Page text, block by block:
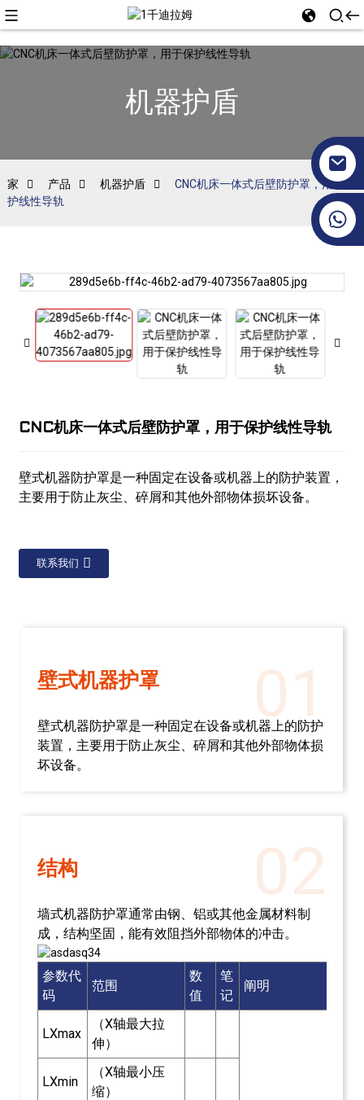
机器护盾
家 产品 机器护盾
CNC机床一体式后壁防护罩，用于保
护线性导轨
CNC机床一体式后壁防护罩，用于保护线性导轨
壁式机器防护罩是一种固定在设备或机器上的防护装置，
主要用于防止灰尘、碎屑和其他外部物体损坏设备。
联系我们
01
壁式机器护罩
壁式机器防护罩是一种固定在设备或机器上的防护
装置，主要用于防止灰尘、碎屑和其他外部物体损
坏设备。
02
结构
墙式机器防护罩通常由钢、铝或其他金属材料制
成，结构坚固，能有效阻挡外部物体的冲击。
参数代
码
范围
数
值
笔
记
阐明
LXmax
（X轴最大拉
伸）
LXmin
（X轴最小压
缩）